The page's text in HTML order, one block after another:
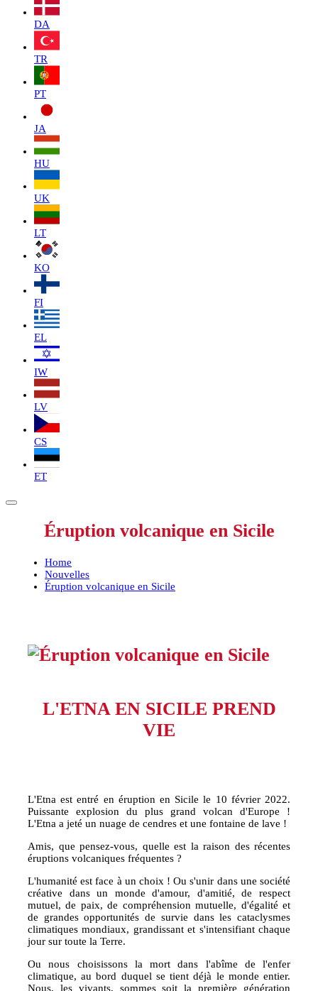
DA
TR
PT
JA
HU
UK
LT
KO
FI
EL
IW
LV
CS
ET
Éruption volcanique en Sicile
Home
Nouvelles
Éruption volcanique en Sicile
L'ETNA EN SICILE PREND
VIE
L'Etna est entré en éruption en Sicile le 10 février 2022.
Puissante explosion du plus grand volcan d'Europe !
L'Etna a jeté un nuage de cendres et une fontaine de lave !
Amis, que pensez-vous, quelle est la raison des récentes
éruptions volcaniques fréquentes ?
L'humanité est face à un choix ! Ou s'unir dans une société
créative dans un monde d'amour, d'amitié, de respect
mutuel, de paix, de compréhension mutuelle, d'égalité et
de grandes opportunités de survie dans les cataclysmes
climatiques mondiaux, grandissant et s'intensifiant chaque
jour sur toute la Terre.
Ou nous choisissons la mort dans l'abîme de l'enfer
climatique, au bord duquel se tient déjà le monde entier.
Nous, les vivants, sommes soit la première génération